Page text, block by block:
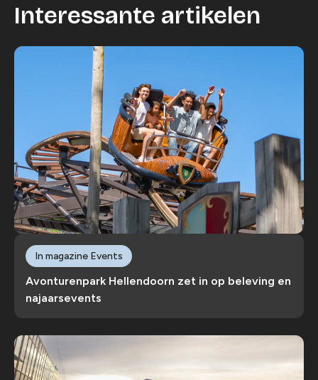
Interessante artikelen
Avonturenpark Hellendoorn zet in op beleving en
najaarsevents
In magazine Events